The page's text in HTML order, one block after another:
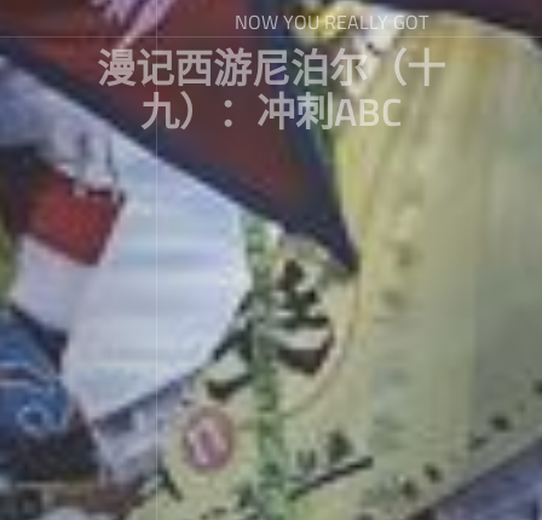
NOW YOU REALLY GOT
漫记西游尼泊尔（十
九）：冲刺ABC